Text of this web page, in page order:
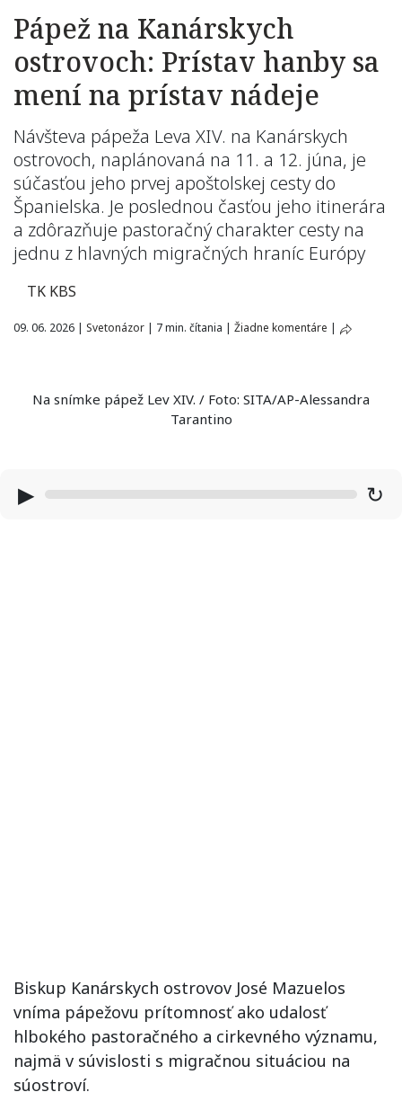
Pápež na Kanárskych
ostrovoch: Prístav hanby sa
mení na prístav nádeje
Návšteva pápeža Leva XIV. na Kanárskych
ostrovoch, naplánovaná na 11. a 12. júna, je
súčasťou jeho prvej apoštolskej cesty do
Španielska. Je poslednou časťou jeho itinerára
a zdôrazňuje pastoračný charakter cesty na
jednu z hlavných migračných hraníc Európy
TK KBS
09. 06. 2026 | Svetonázor | 7 min. čítania | Žiadne komentáre |
Na snímke pápež Lev XIV. / Foto: SITA/AP-Alessandra
Tarantino
▶ ↻
Biskup Kanárskych ostrovov José Mazuelos
vníma pápežovu prítomnosť ako udalosť
hlbokého pastoračného a cirkevného významu,
najmä v súvislosti s migračnou situáciou na
súostroví.